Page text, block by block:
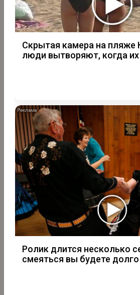
Скрытая камера на пляже
люди вытворяют, когда их
Ролик длится несколько
смеяться вы будете долго